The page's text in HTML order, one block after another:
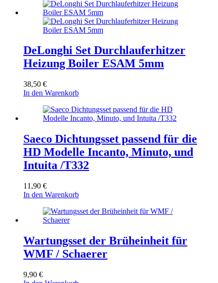
DeLonghi Set Durchlauferhitzer
Heizung Boiler ESAM 5mm
38,50 €
In den Warenkorb
Saeco Dichtungsset passend für die
HD Modelle Incanto, Minuto, und
Intuita /T332
11,90 €
In den Warenkorb
Wartungsset der Brüheinheit für
WMF / Schaerer
9,90 €